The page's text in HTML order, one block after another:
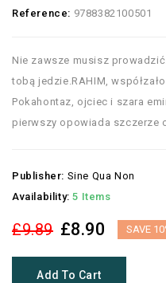
Reference: 9788382100501
Nie zawsze musisz
tobą jedzie.RAHIM,
Pokahontaz, ojciec i szara
pierwszy opowiada szczerze
Publisher: Sine Qua Non
Availability: 5 Items
£9.89 £8.90 SAVE
Add To Cart